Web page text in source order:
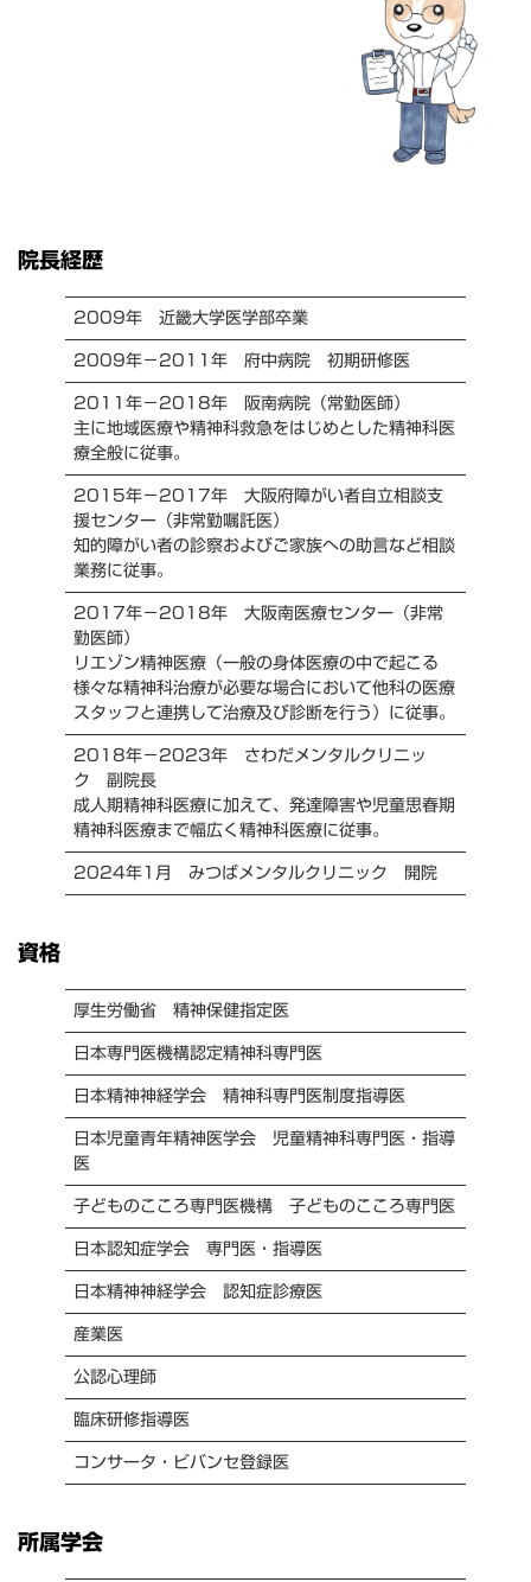
院長経歴
2009年 近畿大学医学部卒業
2009年－2011年 府中病院 初期研修医
2011年－2018年 阪南病院（常勤医師）
主に地域医療や精神科救急をはじめとした精神科医
療全般に従事。
2015年－2017年 大阪府障がい者自立相談支
援センター（非常勤嘱託医）
知的障がい者の診察およびご家族への助言など相談
業務に従事。
2017年－2018年 大阪南医療センター（非常
勤医師）
リエゾン精神医療（一般の身体医療の中で起こる
様々な精神科治療が必要な場合において他科の医療
スタッフと連携して治療及び診断を行う）に従事。
2018年－2023年 さわだメンタルクリニッ
ク 副院長
成人期精神科医療に加えて、発達障害や児童思春期
精神科医療まで幅広く精神科医療に従事。
2024年1月 みつばメンタルクリニック 開院
資格
厚生労働省 精神保健指定医
日本専門医機構認定精神科専門医
日本精神神経学会 精神科専門医制度指導医
日本児童青年精神医学会 児童精神科専門医・指導
医
子どものこころ専門医機構 子どものこころ専門医
日本認知症学会 専門医・指導医
日本精神神経学会 認知症診療医
産業医
公認心理師
臨床研修指導医
コンサータ・ビバンセ登録医
所属学会